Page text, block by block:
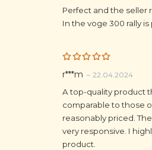
Perfect and the seller
In the voge 300 rally
Rated5
r***m – 22.04.2024
A top-quality product
comparable to those
reasonably priced.
very responsive. I
product.